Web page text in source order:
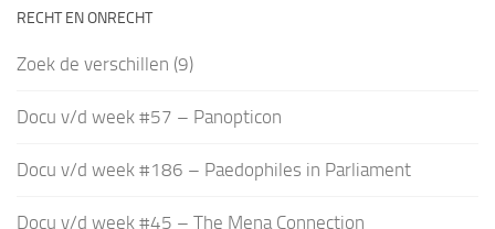
RECHT EN ONRECHT
Zoek de verschillen (9)
Docu v/d week #57 – Panopticon
Docu v/d week #186 – Paedophiles in Parliament
Docu v/d week #45 – The Mena Connection